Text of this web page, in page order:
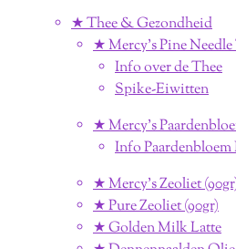
★ Thee & Gezondheid
★ Mercy's Pine Needle
Info over de Thee
Spike-Eiwitten
★ Mercy's
Info
★ Mercy's Zeoliet
★ Pure Zeoliet (90gr)
★ Golden Milk Latte